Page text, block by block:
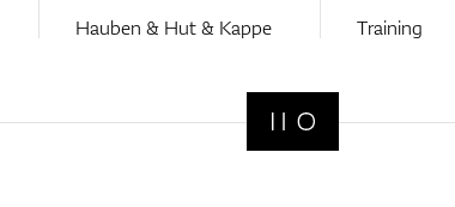
Hauben & Hut & Kappe
Training